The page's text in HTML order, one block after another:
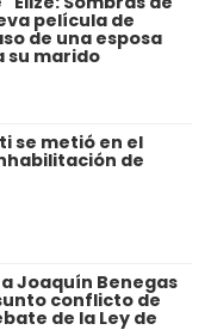
película de
de una esposa
su marido
se metió en el
de
Joaquín Benegas
conflicto de
de la Ley de